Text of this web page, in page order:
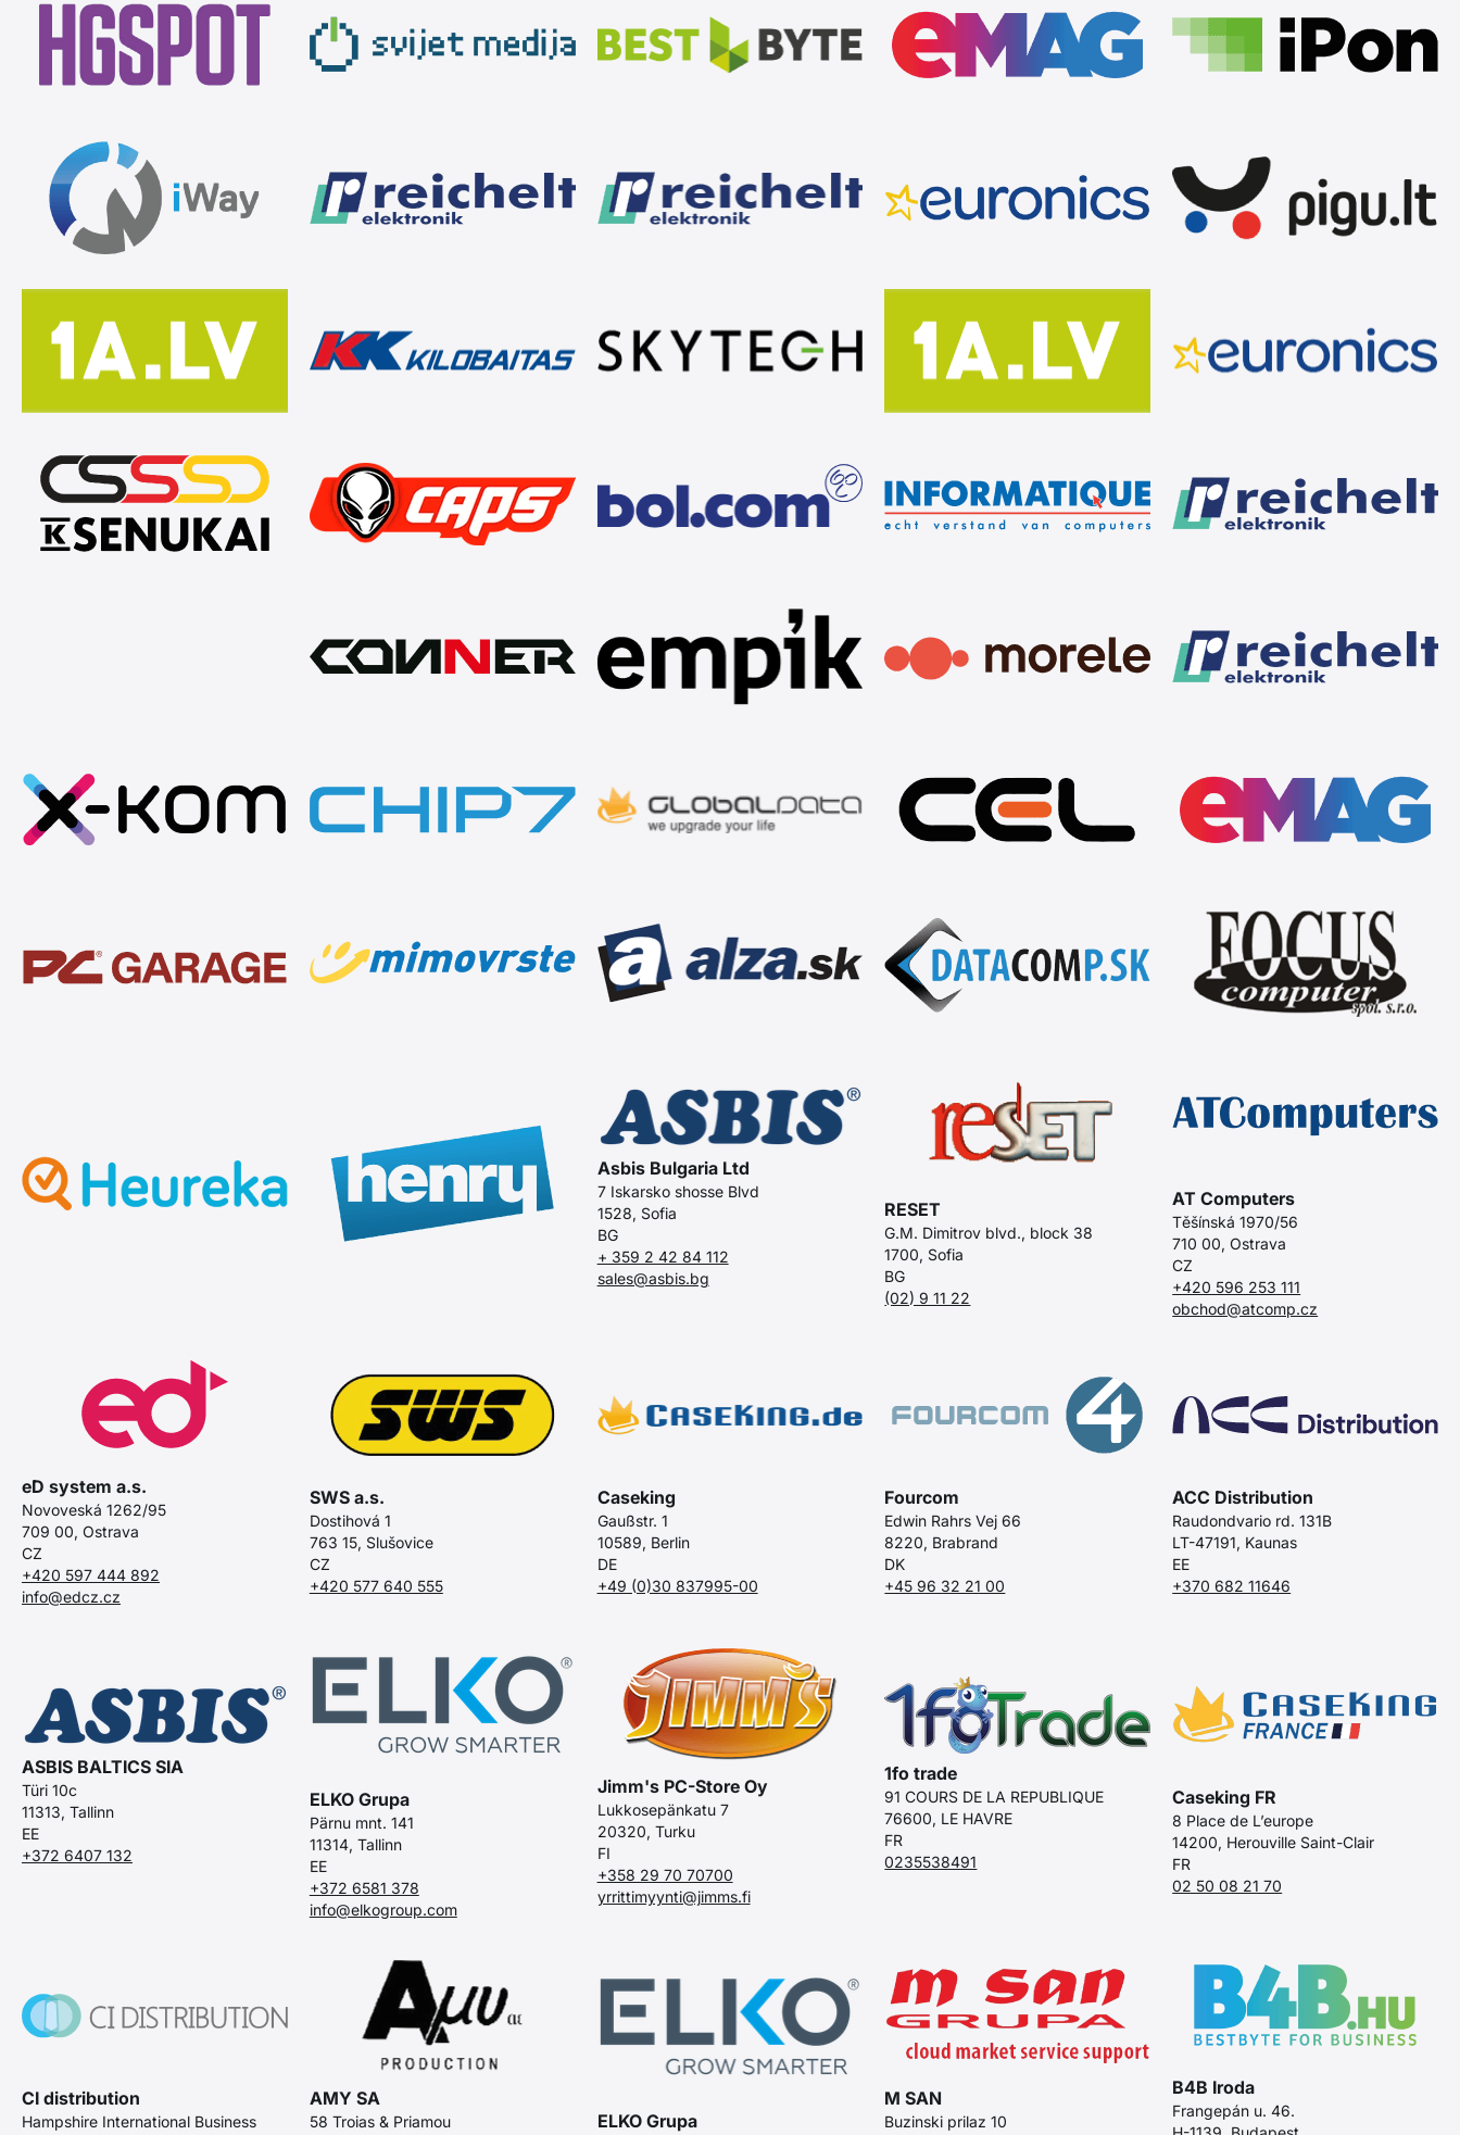
Asbis Bulgaria Ltd
7 Iskarsko shosse Blvd
1528, Sofia
BG
+ 359 2 42 84 112
sales@asbis.bg
RESET
G.M. Dimitrov blvd., block 38
1700, Sofia
BG
(02) 9 11 22
AT Computers
Těšínská 1970/56
710 00, Ostrava
CZ
+420 596 253 111
obchod@atcomp.cz
eD system a.s.
Novoveská 1262/95
709 00, Ostrava
CZ
+420 597 444 892
info@edcz.cz
SWS a.s.
Dostihová 1
763 15, Slušovice
CZ
+420 577 640 555
Caseking
Gaußstr. 1
10589, Berlin
DE
+49 (0)30 837995-00
Fourcom
Edwin Rahrs Vej 66
8220, Brabrand
DK
+45 96 32 21 00
ACC Distribution
Raudondvario rd. 131B
LT-47191, Kaunas
EE
+370 682 11646
ASBIS BALTICS SIA
Türi 10c
11313, Tallinn
EE
+372 6407 132
ELKO Grupa
Pärnu mnt. 141
11314, Tallinn
EE
+372 6581 378
info@elkogroup.com
Jimm's PC-Store Oy
Lukkosepänkatu 7
20320, Turku
FI
+358 29 70 70700
yrrittimyynti@jimms.fi
1fo trade
91 COURS DE LA REPUBLIQUE
76600, LE HAVRE
FR
0235538491
Caseking FR
8 Place de L’europe
14200, Herouville Saint-Clair
FR
02 50 08 21 70
CI distribution
Hampshire International Business
AMY SA
58 Troias & Priamou
ELKO Grupa
M SAN
Buzinski prilaz 10
B4B Iroda
Frangepán u. 46.